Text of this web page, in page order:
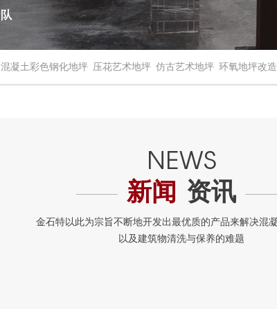
混凝土彩色钢化地坪 压花艺术地坪 仿古艺术地坪 环氧地坪改造
新闻 资讯